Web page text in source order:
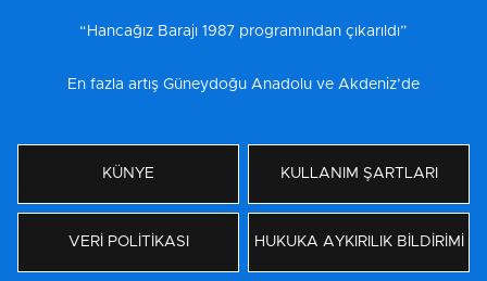
“Hancağız Barajı 1987 programından çıkarıldı”
En fazla artış Güneydoğu Anadolu ve Akdeniz’de
KÜNYE KULLANIM ŞARTLARI
VERİ POLİTİKASI HUKUKA AYKIRILIK BİLDİRİMİ